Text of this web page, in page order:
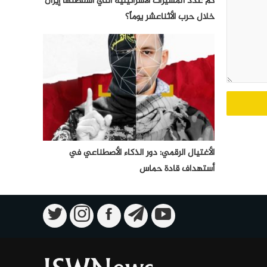
خلال حرب الأثناعشر يوماً؟
الأغتيال الرقمي: دور الذكاء الأصطناعي في
أستهداف قادة حماس